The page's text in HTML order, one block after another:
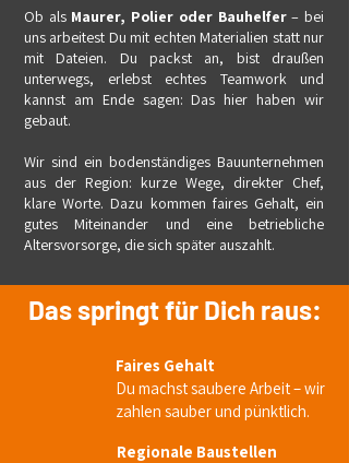
Ob als Maurer, Polier oder Bauhelfer– bei
uns arbeitest Du mit echten Materialien statt nur
mit Dateien. Du packst an, bist draußen
unterwegs, erlebst echtes Teamwork und
kannst am Ende sagen: Das hier haben wir
gebaut.
Wir sind ein bodenständiges Bauunternehmen
aus der Region: kurze Wege, direkter Chef,
klare Worte. Dazu kommen faires Gehalt, ein
gutes Miteinander und eine betriebliche
Altersvorsorge, die sich später auszahlt.
Das springt für Dich raus:
Faires Gehalt
Du machst saubere Arbeit – wir
zahlen sauber und pünktlich.
Regionale Baustellen